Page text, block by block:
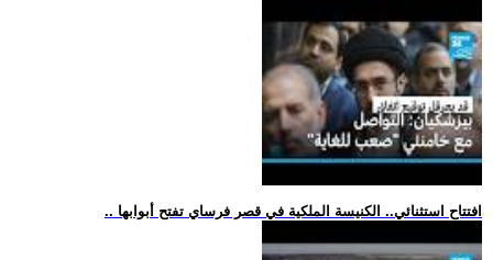
.. افتتاح استثنائي.. الكنيسة الملكية في قصر فرساي تفتح أبوابها